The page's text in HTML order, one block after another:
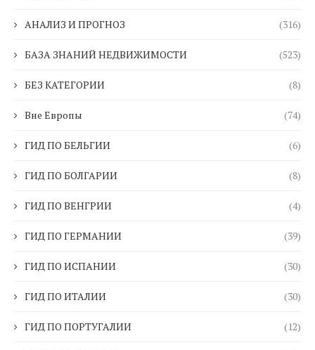
АНАЛИЗ И ПРОГНОЗ (316)
БАЗА ЗНАНИЙ НЕДВИЖИМОСТИ (523)
БЕЗ КАТЕГОРИИ (8)
Вне Европы (74)
ГИД ПО БЕЛЬГИИ (6)
ГИД ПО БОЛГАРИИ (8)
ГИД ПО ВЕНГРИИ (4)
ГИД ПО ГЕРМАНИИ (39)
ГИД ПО ИСПАНИИ (30)
ГИД ПО ИТАЛИИ (30)
ГИД ПО ПОРТУГАЛИИ (12)